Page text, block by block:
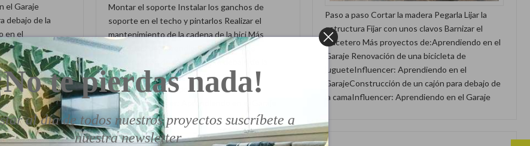
el Garaje
debajo de la
en el
con
en el
Paso a paso Cortar la madera Pegarla Lijar la
estructura Fijar con unos clavos Barnizar el
macetero Más proyectos de:Aprendiendo en el
Garaje Renovación de una bicicleta de
jugueteInfluencer: Aprendiendo en el
GarajeConstrucción de un cajón para debajo de
la camaInfluencer: Aprendiendo en el Garaje
Montar el soporte Instalar los ganchos de
soporte en el techo y pintarlos Realizar el
mantenimiento de la cadena de la bici Más
proyectos de:Aprendiendo en el Garaje
Construcción de un cajón para debajo de la
camaInfluencer: Aprendiendo en el
GarajeRenovación de una bicicleta de
jugueteInfluencer: Aprendiendo en el Garaje
te pierdas nada!
al día de todos nuestros proyectos suscríbete a
nuestra newsletter